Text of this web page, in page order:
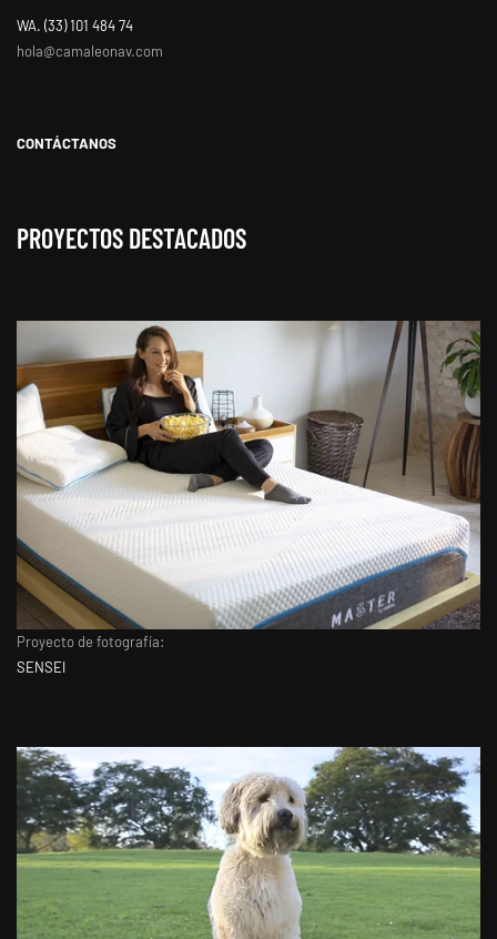
WA. ‭(33) 101 484 74
hola@camaleonav.com
CONTÁCTANOS
PROYECTOS DESTACADOS
Proyecto de fotografía:
SENSEI